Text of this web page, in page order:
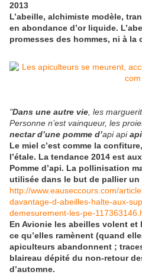
2013
L’abeille, alchimiste modèle,
en abondance d’or liquide.
promesses des hommes, ni à la
"Dans une autre vie , les
Personne n’est vainqueur, les
nectar d’une pomme d’api api
Le miel c’est comme la
l’étale. La tendance 2014 est
Pomme d’api. La pollinisation
utilisée dans le but de pallier un
http://www.eauseccours.com/
davantage-d-abeilles-halte-aux-
demesurement-les-pe-
En Avionie les abeilles volent
ce qu’elles ramènent (quand
apiculteurs abandonnent ;
blaireau dépité du non-retour
d’automne.